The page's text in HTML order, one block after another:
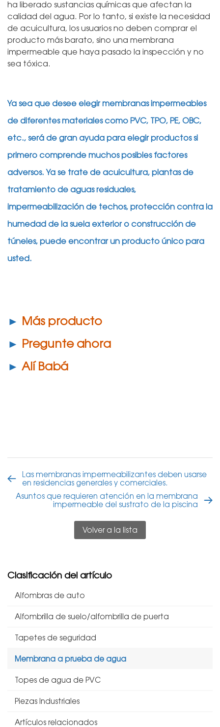
ha liberado sustancias químicas que afectan la
calidad del agua. Por lo tanto, si existe la necesidad
de acuicultura, los usuarios no deben comprar el
producto más barato, sino una membrana
impermeable que haya pasado la inspección y no
sea tóxica.
Ya sea que desee elegir membranas impermeables
de diferentes materiales como PVC, TPO, PE, OBC,
etc., será de gran ayuda para elegir productos si
primero comprende muchos posibles factores
adversos. Ya se trate de acuicultura, plantas de
tratamiento de aguas residuales,
impermeabilización de techos, protección contra la
humedad de la suela exterior o construcción de
túneles, puede encontrar un producto único para
usted.
► Más producto
► Pregunte ahora
► Alí Babá
Las membranas impermeabilizantes deben usarse
en residencias generales y comerciales.
Asuntos que requieren atención en la membrana
impermeable del sustrato de la piscina
Volver a la lista
Clasificación del artículo
Alfombras de auto
Alfombrilla de suelo/alfombrilla de puerta
Tapetes de seguridad
Membrana a prueba de agua
Topes de agua de PVC
Piezas Industriales
Artículos relacionados